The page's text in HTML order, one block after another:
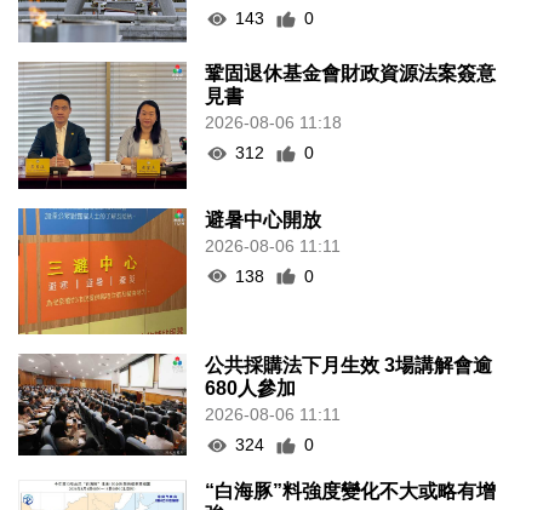
143
0
鞏固退休基金會財政資源法案簽意
見書
2026-08-06 11:18
312
0
避暑中心開放
2026-08-06 11:11
138
0
公共採購法下月生效 3場講解會逾
680人參加
2026-08-06 11:11
324
0
“白海豚”料強度變化不大或略有增